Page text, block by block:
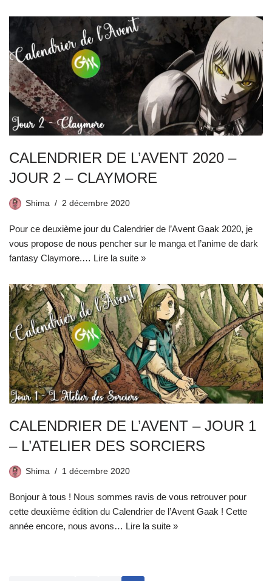
CALENDRIER DE L’AVENT 2020 –
JOUR 2 – CLAYMORE
Shima 2 décembre 2020
Pour ce deuxième jour du Calendrier de l’Avent Gaak 2020, je
vous propose de nous pencher sur le manga et l’anime de dark
fantasy Claymore.… Lire la suite »
CALENDRIER DE L’AVENT – JOUR 1
– L’ATELIER DES SORCIERS
Shima 1 décembre 2020
Bonjour à tous ! Nous sommes ravis de vous retrouver pour
cette deuxième édition du Calendrier de l’Avent Gaak ! Cette
année encore, nous avons… Lire la suite »